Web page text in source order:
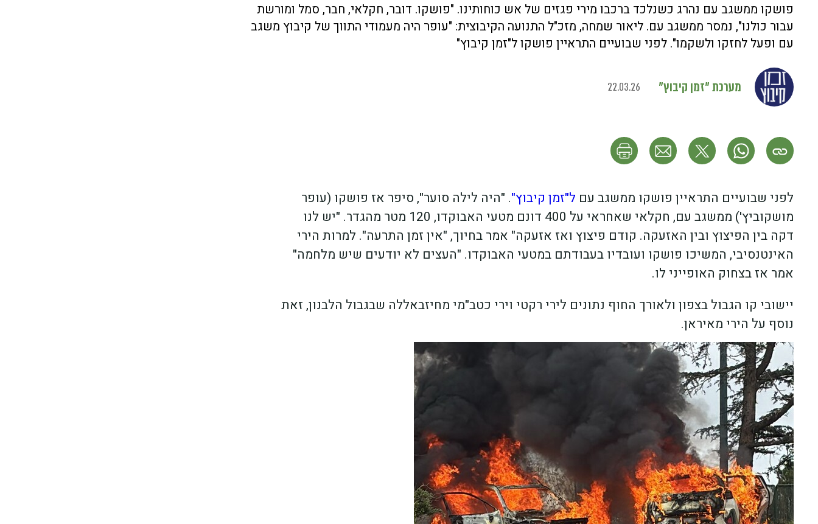
פושקו ממשגב עם נהרג כשנלכד ברכבו מירי פגזים של אש כוחותינו. "פושקו. דובר, חקלאי, חבר, סמל ומורשת
עבור כולנו", נמסר ממשגב עם. ליאור שמחה, מזכ"ל התנועה הקיבוצית: "עופר היה מעמודי התווך של קיבוץ משגב
עם ופעל לחזקו ולשקמו". לפני שבועיים התראיין פושקו ל"זמן קיבוץ"
מערכת "זמן קיבוץ" 22.03.26
לפני שבועיים התראיין פושקו ממשגב עם ל"זמן קיבוץ". "היה לילה סוער", סיפר אז פושקו (עופר
מושקוביץ') ממשגב עם, חקלאי שאחראי על 400 דונם מטעי האבוקדו, 120 מטר מהגדר. "יש לנו
דקה בין הפיצוץ ובין האזעקה. קודם פיצוץ ואז אזעקה" אמר בחיוך, "אין זמן התרעה". למרות הירי
האינטנסיבי, המשיכו פושקו ועובדיו בעבודתם במטעי האבוקדו. "העצים לא יודעים שיש מלחמה"
אמר אז בצחוק האופייני לו.
יישובי קו הגבול בצפון ולאורך החוף נתונים לירי רקטי וירי כטב"מי מחיזבאללה שבגבול הלבנון, זאת
נוסף על הירי מאיראן.